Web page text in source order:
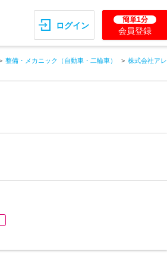
ログイン
簡単1分
会員登録
整備・メカニック（自動車・二輪車）
株式会社アレ